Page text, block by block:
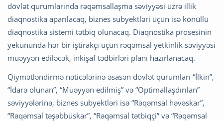
dövlət qurumlarında rəqəmsallaşma səviyyəsi üzrə illik
diaqnostika aparılacaq, biznes subyektləri üçün isə könüllü
diaqnostika sistemi tətbiq olunacaq. Diaqnostika prosesinin
yekununda hər bir iştirakçı üçün rəqəmsal yetkinlik səviyyəsi
müəyyən ediləcək, inkişaf tədbirləri planı hazırlanacaq.
Qiymətləndirmə nəticələrinə əsasən dövlət qurumları “İlkin”,
“İdarə olunan”, “Müəyyən edilmiş” və “Optimallaşdırılan”
səviyyələrinə, biznes subyektləri isə “Rəqəmsal həvəskar”,
“Rəqəmsal təşəbbüskar”, “Rəqəmsal tətbiqçi” və “Rəqəmsal